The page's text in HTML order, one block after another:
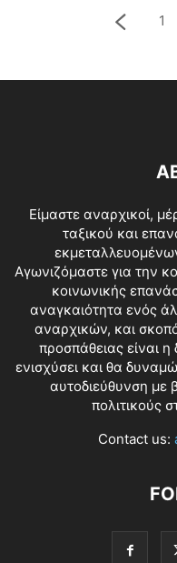
1
Είμαστε αναρχικοί,
ταξικού και
Αγωνιζόμαστε για την
κοινωνικής
αναγκαιότητα ενός
αναρχικών, και
προσπάθειας είναι
ενισχύσει και θα
αυτοδιεύθυνση
πολιτικούς
Contact us: